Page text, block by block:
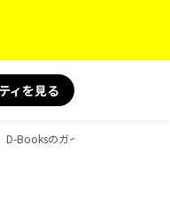
ィを見る
Booksのガイドブック一覧